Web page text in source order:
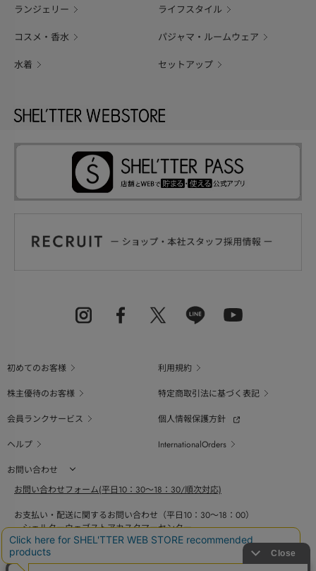
ランジェリー ライフスタイル
コスメ・香水 パジャマ・ルームウェア
水着 セットアップ
初めてのお客様
利用規約
株主優待のお客様
特定商取引法に基づく表記
会員ランクサービス
個人情報保護方針
ヘルプ
InternationalOrders
お問い合わせ
お問い合わせフォーム(平日10：30～18：30/順次対応)
お支払い・配送に関するお問い合わせ（平日10：30～18：00）
シェルターウェブストアカスタマーセンター
0800-123-6820
商品の素材、サイズ、仕様等に関するお問い合せ（平日10：30～18：00）
バロックジャパンリミテッドコールセンター